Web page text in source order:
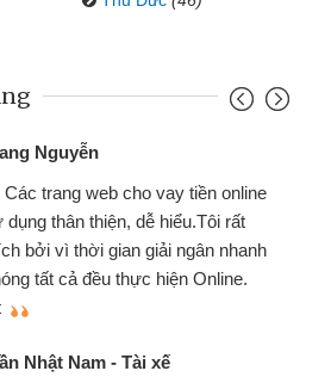
Nguyễn
Các trang web cho vay tiền online
dụng thân thiện, dễ hiểu.Tôi rất
bởi vì thời gian giải ngân nhanh
tất cả đều thực hiện Online.
Nhật Nam - Tài xế